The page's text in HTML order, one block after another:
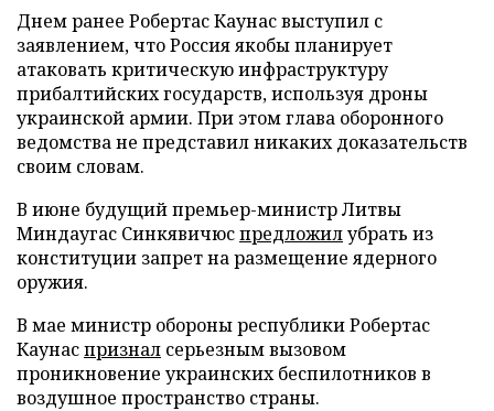
Днем ранее Робертас Каунас выступил с
заявлением, что Россия якобы планирует
атаковать критическую инфраструктуру
прибалтийских государств, используя дроны
украинской армии. При этом глава оборонного
ведомства не представил никаких доказательств
своим словам.
В июне будущий премьер-министр Литвы
Миндаугас Синкявичюспредложилубрать из
конституции запрет на размещение ядерного
оружия.
В мае министр обороны республики Робертас
Каунаспризнал серьезным вызовом
проникновение украинских беспилотников в
воздушное пространство страны.